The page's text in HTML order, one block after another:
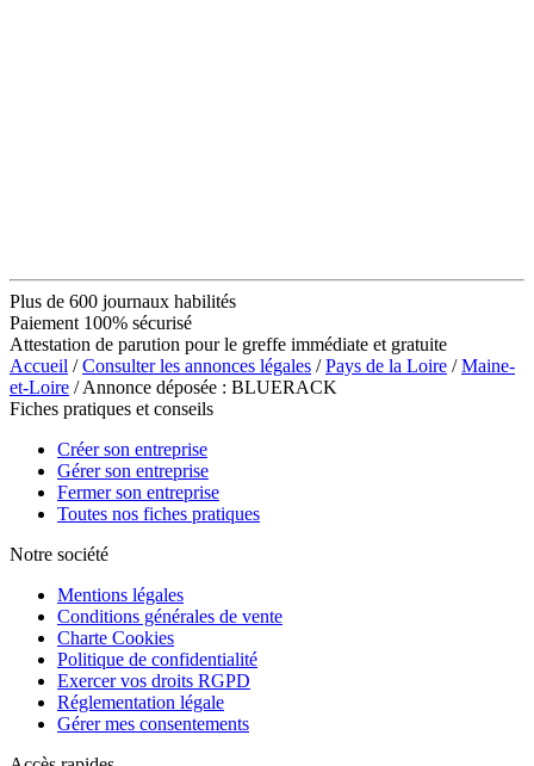
Plus de 600 journaux habilités
Paiement 100% sécurisé
Attestation de parution pour le greffe immédiate et gratuite
Accueil /Consulter les annonces légales /Pays de la Loire /Maine-
et-Loire / Annonce déposée : BLUERACK
Fiches pratiques et conseils
Créer son entreprise
Gérer son entreprise
Fermer son entreprise
Toutes nos fiches pratiques
Notre société
Mentions légales
Conditions générales de vente
Charte Cookies
Politique de confidentialité
Exercer vos droits RGPD
Réglementation légale
Gérer mes consentements